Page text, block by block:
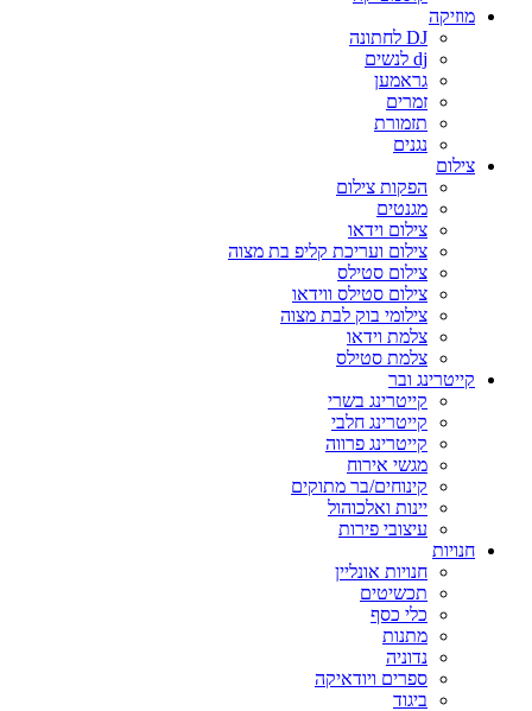
מוזיקה
DJ לחתונה
dj לנשים
גראמען
זמרים
תזמורת
נגנים
צילום
הפקות צילום
מגנטים
צילום וידאו
צילום ועריכת קליפ בת מצוה
צילום סטילס
צילום סטילס ווידאו
צילומי בוק לבת מצוה
צלמת וידאו
צלמת סטילס
קייטרינג ובר
קייטרינג בשרי
קייטרינג חלבי
קייטרינג פרווה
מגשי אירוח
קינוחים/בר מתוקים
יינות ואלכוהול
עיצובי פירות
חנויות
חנויות אונליין
תכשיטים
כלי כסף
מתנות
נדוניה
ספרים ויודאיקה
ביגוד